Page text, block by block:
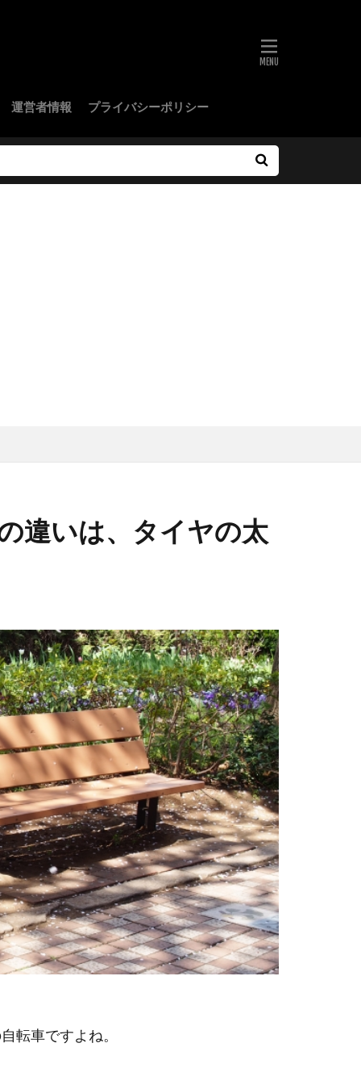
運営者情報 プライバシーポリシー
違いは、タイヤの太
転車ですよね。